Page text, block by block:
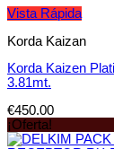
Vista Rápida
Korda Kaizan
Korda Kaizen
3.81mt.
€450.00
¡Oferta!